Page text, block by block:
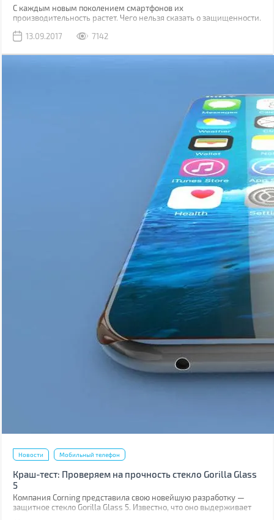
С каждым новым поколением смартфонов их
производительность растет. Чего нельзя сказать о защищенности.
водонепроницаемость, но все также уязвимы к механическим
13.09.2017 7142
Новости Мобильный телефон
Краш-тест: Проверяем на прочность стекло Gorilla Glass
5
Компания Corning представила свою новейшую разработку —
защитное стекло Gorilla Glass 5. Известно, что оно выдерживает